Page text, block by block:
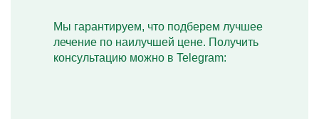
Мы гарантируем, что подберем лучшее
лечение по наилучшей цене. Получить
консультацию можно в Telegram: